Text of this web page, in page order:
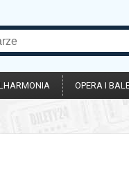
OPERA I